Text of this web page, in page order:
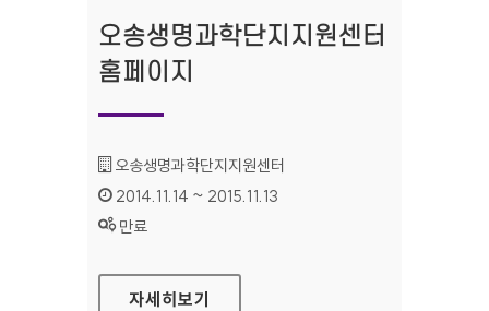
오송생명과학단지지원센터
홈페이지
기관명 :
오송생명과학단지지원센터
인증기간 :
2014.11.14 ~ 2015.11.13
상태 :
만료
오송생명과학단지지원센터 홈페이지
자세히보기